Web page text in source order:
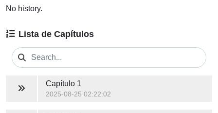
No history.
Lista de Capítulos
Capítulo 1
2025-08-25 02:22:02